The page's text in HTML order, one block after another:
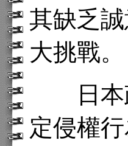
其缺乏
大挑戰。
日本政
定侵權